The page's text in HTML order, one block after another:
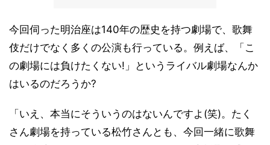
今回伺った明治座は140年の歴史を持つ劇場で、歌舞
伎だけでなく多くの公演も行っている。例えば、「こ
の劇場には負けたくない!」というライバル劇場なんか
はいるのだろうか?
「いえ、本当にそういうのはないんですよ(笑)。たく
さん劇場を持っている松竹さんとも、今回一緒に歌舞